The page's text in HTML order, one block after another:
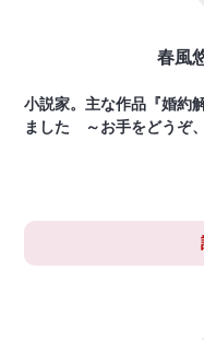
春風
小説家。主な作品『婚約
ました ～お手をどうぞ